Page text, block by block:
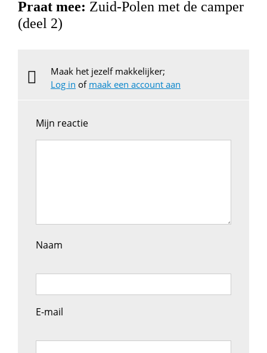
Praat mee: Zuid-Polen met de camper
(deel 2)
Maak het jezelf makkelijker;
Log in of maak een account aan
Mijn reactie
Naam
E-mail